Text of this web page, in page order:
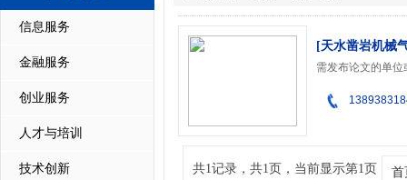
信息服务
金融服务
创业服务
人才与培训
技术创新
[天水凿岩机械
共1记录，共1页，当前显示第1页 首